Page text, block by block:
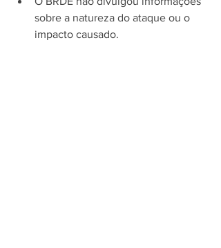
sobre a natureza do ataque ou o
impacto causado.